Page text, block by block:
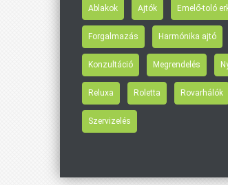
Ablakok Ajtók Emelő-toló
Forgalmazás Harmónika ajtó
Konzultáció Megrendelés
Reluxa Roletta Rovarhálók
Szervizelés